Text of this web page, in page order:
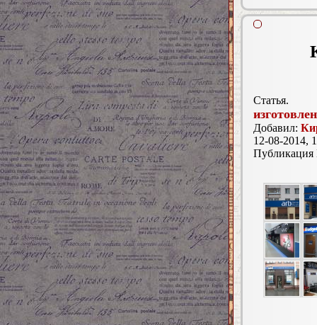
Статья.
Добавил:
12-08-2014,